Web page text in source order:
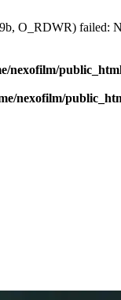
O_RDWR) failed:
nexofilm/
nexofilm/